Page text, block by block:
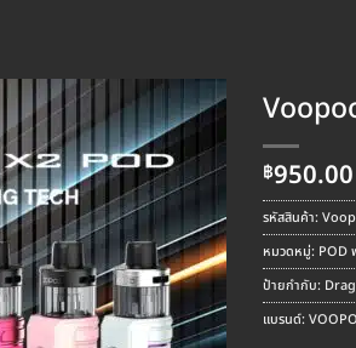
฿950.00
รหัสสินค้า:
หมวดหมู่: POD
ป้ายกำกับ:
แบรนด์: